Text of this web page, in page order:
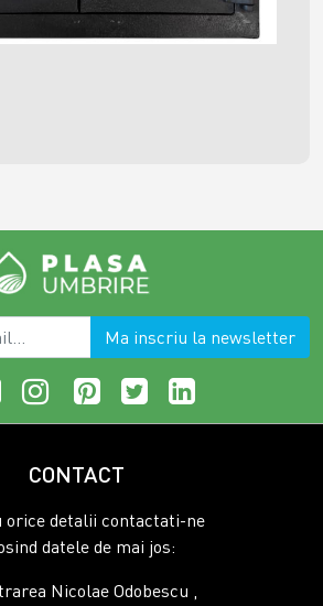
Ma inscriu la newsletter
CONTACT
orice detalii contactati-ne
datele de mai jos:
Nicolae Odobescu ,